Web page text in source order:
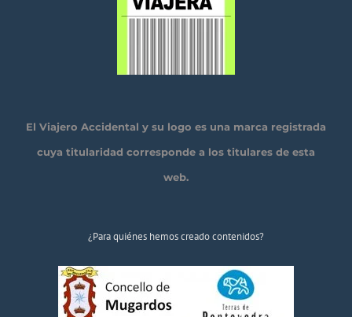
El Viajero Accidental y su logo es una marca registrada
cuya titularidad corresponde a los titulares de esta
web.
¿Para quiénes hemos creado contenidos?